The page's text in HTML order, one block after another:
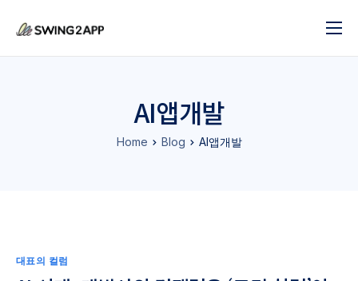
블로그
AI앱개발
Home Blog AI앱개발
대표의 컬럼